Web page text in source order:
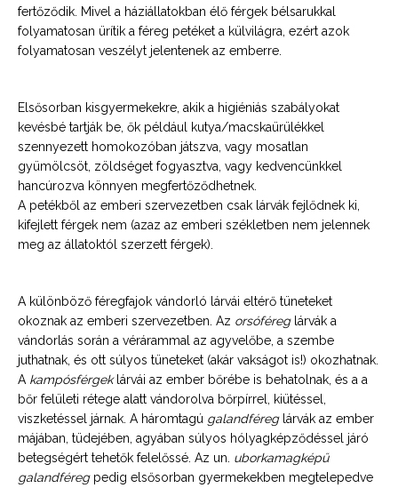
fertőződik. Mivel a háziállatokban élő férgek bélsarukkal
folyamatosan ürítik a féreg petéket a külvilágra, ezért azok
folyamatosan veszélyt jelentenek az emberre.
Elsősorban kisgyermekekre, akik a higiéniás szabályokat
kevésbé tartják be, ők például kutya/macskaürülékkel
szennyezett homokozóban játszva, vagy mosatlan
gyümölcsöt, zöldséget fogyasztva, vagy kedvencünkkel
hancúrozva könnyen megfertőződhetnek.
A petékből az emberi szervezetben csak lárvák fejlődnek ki,
kifejlett férgek nem (azaz az emberi székletben nem jelennek
meg az állatoktól szerzett férgek).
A különböző féregfajok vándorló lárvái eltérő tüneteket
okoznak az emberi szervezetben. Az orsóféreglárvák a
vándorlás során a vérárammal az agyvelőbe, a szembe
juthatnak, és ott súlyos tüneteket (akár vakságot is!) okozhatnak.
A kampósférgeklárvái az ember bőrébe is behatolnak, és a a
bőr felületi rétege alatt vándorolva bőrpírrel, kiütéssel,
viszketéssel járnak. A háromtagú galandféreglárvák az ember
májában, tüdejében, agyában súlyos hólyagképződéssel járó
betegségért tehetők felelőssé. Az un. uborkamagképű
galandféregpedig elsősorban gyermekekben megtelepedve